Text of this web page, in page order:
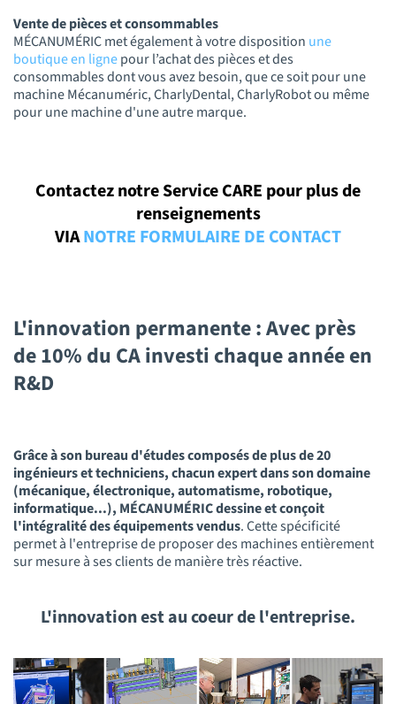
Vente de pièces et consommables
MÉCANUMÉRIC met également à votre disposition une
boutique en lignepour l’achat des pièces et des
consommables dont vous avez besoin, que ce soit pour une
machine Mécanuméric, CharlyDental, CharlyRobot ou même
pour une machine d'une autre marque.
Contactez notre Service CARE pour plus de
renseignements
VIANOTRE FORMULAIRE DE CONTACT
L'innovation permanente : Avec près
de 10% du CA investi chaque année en
R&D
Grâce à son bureau d'études composés de plus de 20
ingénieurs et techniciens, chacun expert dans son domaine
(mécanique, électronique, automatisme, robotique,
informatique...), MÉCANUMÉRIC dessine et conçoit
l'intégralité des équipements vendus. Cette spécificité
permet à l'entreprise de proposer des machines entièrement
sur mesure à ses clients de manière très réactive.
L'innovation est au coeur de l'entreprise.